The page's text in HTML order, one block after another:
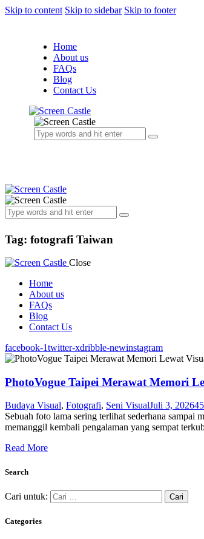
Skip to content Skip to sidebar Skip to footer
Home
About us
FAQs
Blog
Contact Us
Tag: fotografi Taiwan
Close
Home
About us
FAQs
Blog
Contact Us
facebook-1twitter-xdribble-newinstagram
PhotoVogue Taipei Merawat Memori
Budaya Visual, Fotografi, Seni VisualJuli 3, 202645
Sebuah foto lama sering terlihat sederhana
memanggil kembali pengalaman yang sempat
Read More
Search
Cari untuk:
Categories